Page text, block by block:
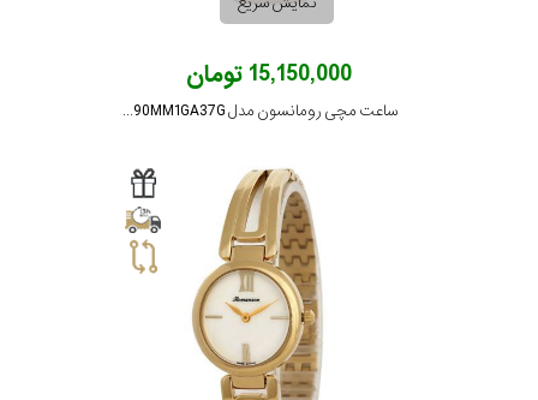
15,150,000 تومان
ساعت مچی رومانسون مدل TL0390MM1GA37G